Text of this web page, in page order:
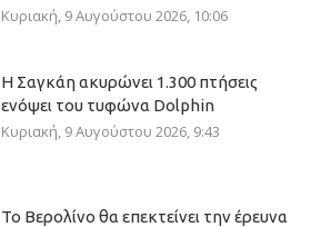
Κυριακή, 9 Αυγούστου 2026, 10:06
Η Σαγκάη ακυρώνει 1.300 πτήσεις
ενόψει του τυφώνα Dolphin
Κυριακή, 9 Αυγούστου 2026, 9:43
Το Βερολίνο θα επεκτείνει την έρευνα